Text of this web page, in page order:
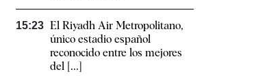
15:23 El Riyadh Air Metropolitano,
único estadio español
reconocido entre los mejores
del [...]